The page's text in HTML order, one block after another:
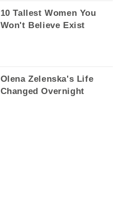
10 Tallest Women You
Won't Believe Exist
Olena Zelenska's Life
Changed Overnight